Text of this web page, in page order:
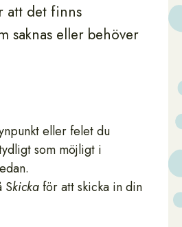
att det finns
saknas eller behöver
eller felet du
som möjligt i
Skickaför att skicka in din